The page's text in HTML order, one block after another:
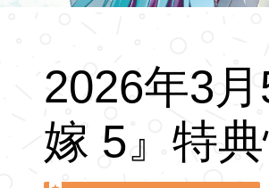
2026年3
嫁 5』特